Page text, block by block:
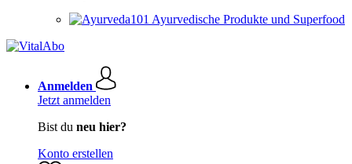
Ayurvedische Produkte und Superfood
Anmelden
Jetzt anmelden
Bist du neu hier?
Konto erstellen